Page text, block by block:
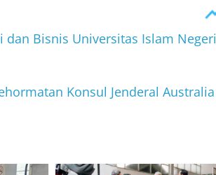
dan Bisnis Universitas Islam Negeri
Konsul Jenderal Australia